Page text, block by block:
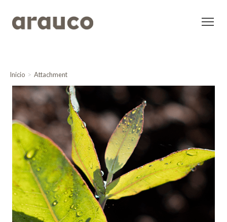
Inicio Attachment